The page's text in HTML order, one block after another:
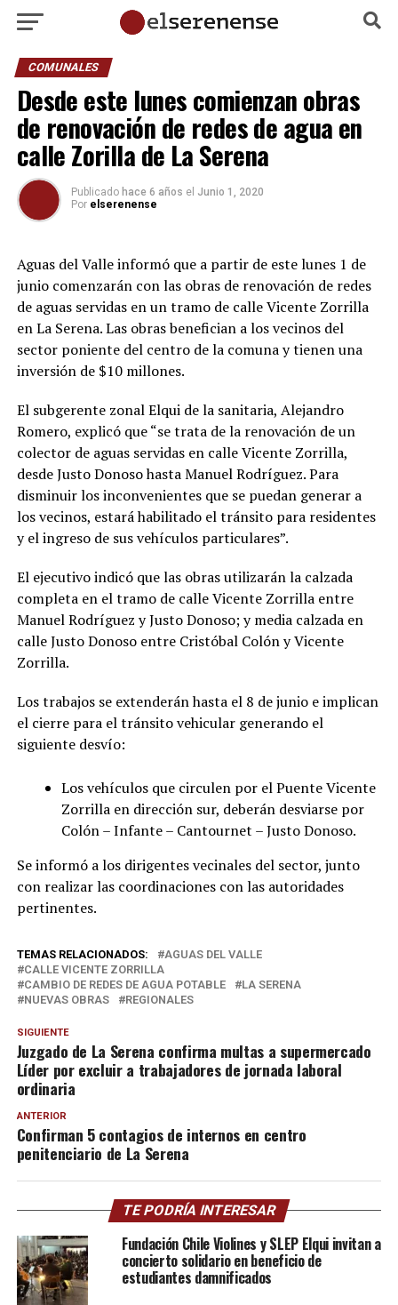
COMUNALES
Desde este lunes comienzan obras
de renovación de redes de agua en
calle Zorilla de La Serena
Publicado hace 6 años el Junio 1, 2020
Por elserenense
Aguas del Valle informó que a partir de este lunes 1 de
junio comenzarán con las obras de renovación de redes
de aguas servidas en un tramo de calle Vicente Zorrilla
en La Serena. Las obras benefician a los vecinos del
sector poniente del centro de la comuna y tienen una
inversión de $10 millones.
El subgerente zonal Elqui de la sanitaria, Alejandro
Romero, explicó que “se trata de la renovación de un
colector de aguas servidas en calle Vicente Zorrilla,
desde Justo Donoso hasta Manuel Rodríguez. Para
disminuir los inconvenientes que se puedan generar a
los vecinos, estará habilitado el tránsito para residentes
y el ingreso de sus vehículos particulares”.
El ejecutivo indicó que las obras utilizarán la calzada
completa en el tramo de calle Vicente Zorrilla entre
Manuel Rodríguez y Justo Donoso; y media calzada en
calle Justo Donoso entre Cristóbal Colón y Vicente
Zorrilla.
Los trabajos se extenderán hasta el 8 de junio e implican
el cierre para el tránsito vehicular generando el
siguiente desvío:
Los vehículos que circulen por el Puente Vicente
Zorrilla en dirección sur, deberán desviarse por
Colón – Infante – Cantournet – Justo Donoso.
Se informó a los dirigentes vecinales del sector, junto
con realizar las coordinaciones con las autoridades
pertinentes.
TEMAS RELACIONADOS:
AGUAS DEL VALLE
CALLE VICENTE ZORRILLA
CAMBIO DE REDES DE AGUA POTABLE
LA SERENA
NUEVAS OBRAS
REGIONALES
SIGUIENTE
Juzgado de La Serena confirma multas a supermercado
Líder por excluir a trabajadores de jornada laboral
ordinaria
ANTERIOR
Confirman 5 contagios de internos en centro
penitenciario de La Serena
TE PODRÍA INTERESAR
Fundación Chile Violines y SLEP Elqui invitan a
concierto solidario en beneficio de
estudiantes damnificados